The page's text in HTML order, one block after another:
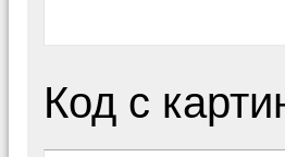
Код с